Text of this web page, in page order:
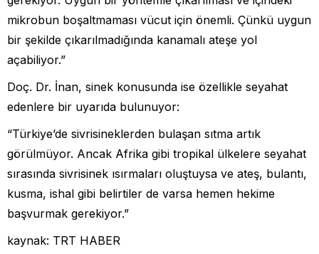
mikrobun boşaltmaması vücut için önemli. Çünkü uygun
bir şekilde çıkarılmadığında kanamalı ateşe yol
açabiliyor.”
Doç. Dr. İnan, sinek konusunda ise özellikle seyahat
edenlere bir uyarıda bulunuyor:
“Türkiye’de sivrisineklerden bulaşan sıtma artık
görülmüyor. Ancak Afrika gibi tropikal ülkelere seyahat
sırasında sivrisinek ısırmaları oluştuysa ve ateş, bulantı,
kusma, ishal gibi belirtiler de varsa hemen hekime
başvurmak gerekiyor.”
kaynak: TRT HABER